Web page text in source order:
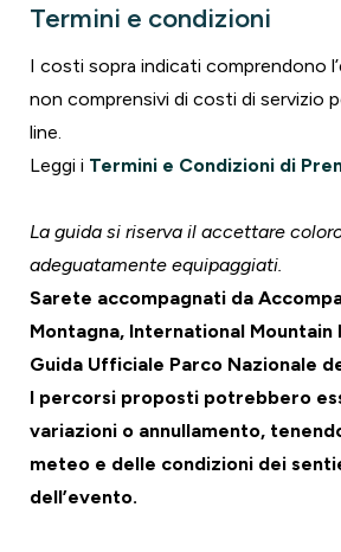
Termini e condizioni
I costi sopra indicati comprendono
non comprensivi di costi di servizio
line.
Leggi i Termini e Condizioni di
La guida si riserva il accettare
adeguatamente equipaggiati.
Sarete accompagnati da
Montagna, International Mountain
Guida Ufficiale Parco Nazionale
I percorsi proposti potrebbero
variazioni o annullamento,
meteo e delle condizioni dei
dell’evento.